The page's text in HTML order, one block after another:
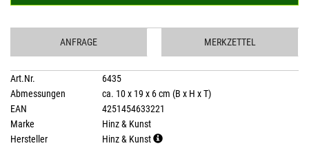
ANFRAGE MERKZETTEL
Art.Nr.
6435
Abmessungen
ca. 10 x 19 x 6 cm (B x H x T)
EAN
4251454633221
Marke
Hinz & Kunst
Hersteller
Hinz & Kunst